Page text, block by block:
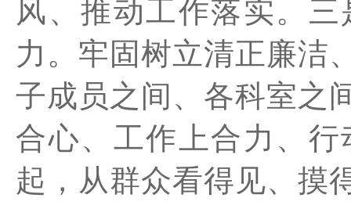
风、推动工作落实。 三
力。 牢固树立清正廉洁
子成员之间、各科室之
合心、工作上合力、
起，从群众看得见、摸